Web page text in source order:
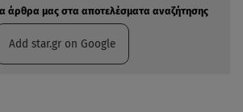
άρθρα μας στα αποτελέσματα αναζήτησης
Add star.gr on Google